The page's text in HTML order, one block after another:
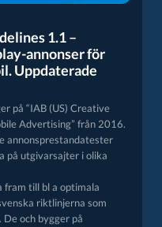
1.1 –
annonser för
Uppdaterade
på “IAB (US) Creative
Advertising” från 2016.
annonsprestandatester
på utgivarsajter i olika
till bl a optimala
riktlinjerna som
och bygger på